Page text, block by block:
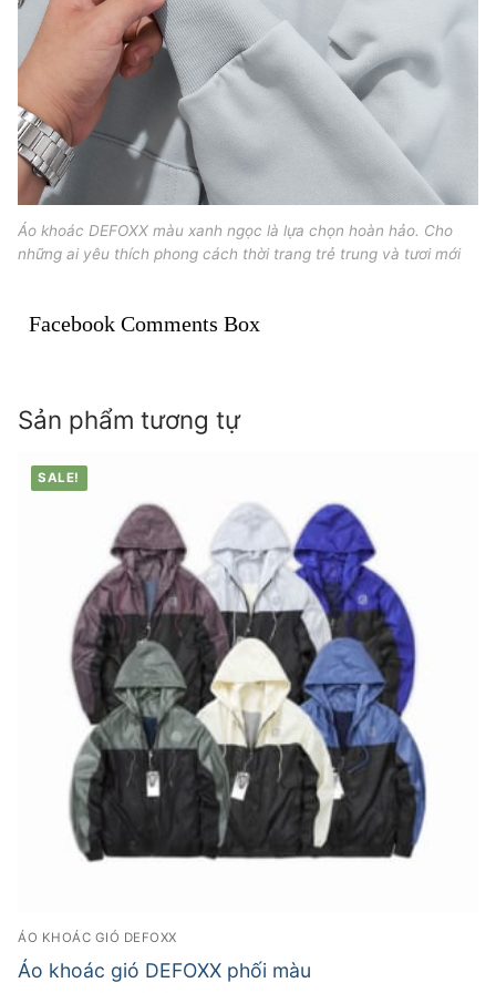
Áo khoác DEFOXX màu xanh ngọc là lựa chọn hoàn hảo. Cho
những ai yêu thích phong cách thời trang trẻ trung và tươi mới
Facebook Comments Box
Sản phẩm tương tự
SALE!
ÁO KHOÁC GIÓ DEFOXX
Áo khoác gió DEFOXX phối màu